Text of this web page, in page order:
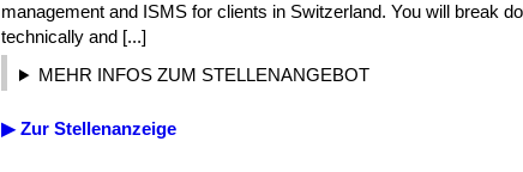
management and ISMS for clients in Switzerland. You will break
technically and [...]
MEHR INFOS ZUM STELLENANGEBOT
▶ Zur Stellenanzeige